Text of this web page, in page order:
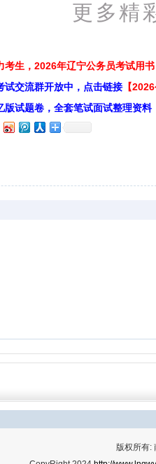
更多精
考生，2026年辽宁公务员考试用书
试交流群开放中，点击链接 【
版试题卷，全套笔试面试整理资料
版权所有: